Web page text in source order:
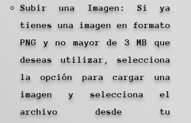
Subir una Imagen: Si ya
tienes una imagen en formato
PNG y no mayor de 3 MB que
deseas utilizar, selecciona
la opción para cargar una
imagen y selecciona el
archivo desde tu